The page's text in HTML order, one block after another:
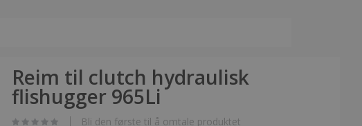
Reim til clutch hydraulisk
flishugger 965Li
Bli den første til å omtale produktet